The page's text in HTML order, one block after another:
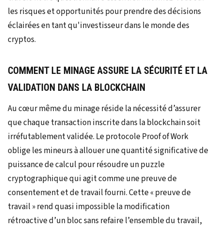
COMMENT LE MINAGE ASSURE LA SÉCURITÉ ET LA
VALIDATION DANS LA BLOCKCHAIN
Au cœur même du minage réside la nécessité d’assurer
que chaque transaction inscrite dans la blockchain soit
irréfutablement validée. Le protocole Proof of Work
oblige les mineurs à allouer une quantité significative de
puissance de calcul pour résoudre un puzzle
cryptographique qui agit comme une preuve de
consentement et de travail fourni. Cette « preuve de
travail » rend quasi impossible la modification
rétroactive d’un bloc sans refaire l’ensemble du travail,